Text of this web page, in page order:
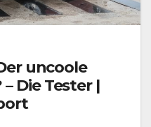
uncoole
Die Tester |